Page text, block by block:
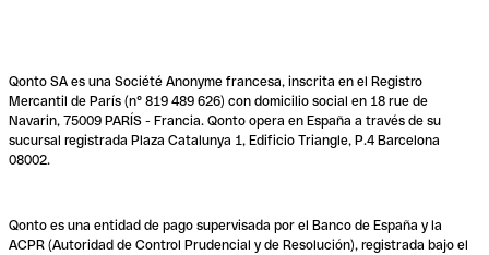
Qonto SA es una Société Anonyme francesa, inscrita en el Registro
Mercantil de París (n° 819 489 626) con domicilio social en 18 rue de
Navarin, 75009 PARÍS - Francia. Qonto opera en España a través de su
sucursal registrada Plaza Catalunya 1, Edificio Triangle, P.4 Barcelona
08002.
Qonto es una entidad de pago supervisada por el Banco de España y la
ACPR (Autoridad de Control Prudencial y de Resolución), registrada bajo el